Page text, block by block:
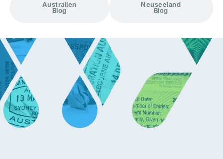
Australien
Blog
Neuseeland
Blog